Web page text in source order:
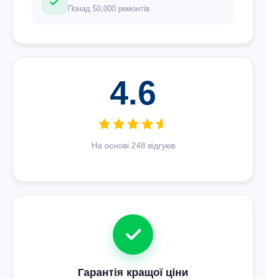
Понад 50,000 ремонтів
4.6
На основі 248 відгуків
Гарантія кращої ціни